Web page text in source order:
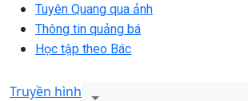
Tuyên Quang qua ảnh
Thông tin quảng bá
Học tập theo Bác
Truyền hình